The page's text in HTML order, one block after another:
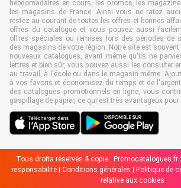
hebdomadaires en cours, les promos, les
les magasins de France. Ainsi vous ne ratez
restez au courant de toutes les offres et bonnes
offres du catalogue et vous pouvez aussi
offres spéciales ou remises lors des périodes de
des magasins de votre région. Notre site est
nouveaux catalogues, avant même qu'ils ne
lettres et bien sûr, vous pouvez aussi les consulter
au travail, à l'école ou dans le magasin même.
à vos favoris et économisez du temps et de
des catalogues promotionnels en ligne, vous
gaspillage de papier, ce qui est très avantageux pour
Tous droits réservés & copie : Promocatalogues.fr
responsabilité
Conditions générales Politique de
relative aux cookies